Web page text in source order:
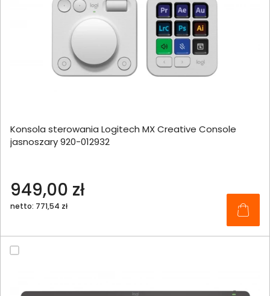
Konsola sterowania Logitech MX Creative Console
jasnoszary 920-012932
949,00 zł
netto: 771,54 zł